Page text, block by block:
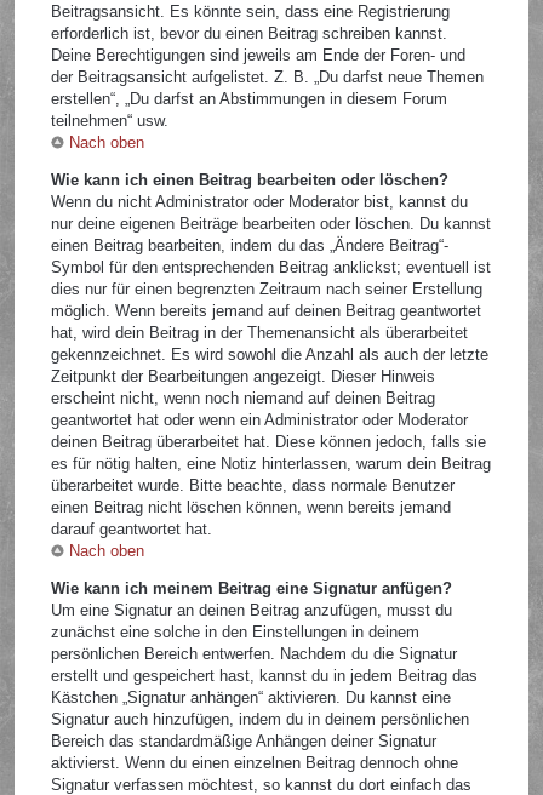
Beitragsansicht. Es könnte sein, dass eine Registrierung
erforderlich ist, bevor du einen Beitrag schreiben kannst.
Deine Berechtigungen sind jeweils am Ende der Foren- und
der Beitragsansicht aufgelistet. Z. B. „Du darfst neue Themen
erstellen“, „Du darfst an Abstimmungen in diesem Forum
teilnehmen“ usw.
Nach oben
Wie kann ich einen Beitrag bearbeiten oder löschen?
Wenn du nicht Administrator oder Moderator bist, kannst du
nur deine eigenen Beiträge bearbeiten oder löschen. Du kannst
einen Beitrag bearbeiten, indem du das „Ändere Beitrag“-
Symbol für den entsprechenden Beitrag anklickst; eventuell ist
dies nur für einen begrenzten Zeitraum nach seiner Erstellung
möglich. Wenn bereits jemand auf deinen Beitrag geantwortet
hat, wird dein Beitrag in der Themenansicht als überarbeitet
gekennzeichnet. Es wird sowohl die Anzahl als auch der letzte
Zeitpunkt der Bearbeitungen angezeigt. Dieser Hinweis
erscheint nicht, wenn noch niemand auf deinen Beitrag
geantwortet hat oder wenn ein Administrator oder Moderator
deinen Beitrag überarbeitet hat. Diese können jedoch, falls sie
es für nötig halten, eine Notiz hinterlassen, warum dein Beitrag
überarbeitet wurde. Bitte beachte, dass normale Benutzer
einen Beitrag nicht löschen können, wenn bereits jemand
darauf geantwortet hat.
Nach oben
Wie kann ich meinem Beitrag eine Signatur anfügen?
Um eine Signatur an deinen Beitrag anzufügen, musst du
zunächst eine solche in den Einstellungen in deinem
persönlichen Bereich entwerfen. Nachdem du die Signatur
erstellt und gespeichert hast, kannst du in jedem Beitrag das
Kästchen „Signatur anhängen“ aktivieren. Du kannst eine
Signatur auch hinzufügen, indem du in deinem persönlichen
Bereich das standardmäßige Anhängen deiner Signatur
aktivierst. Wenn du einen einzelnen Beitrag dennoch ohne
Signatur verfassen möchtest, so kannst du dort einfach das